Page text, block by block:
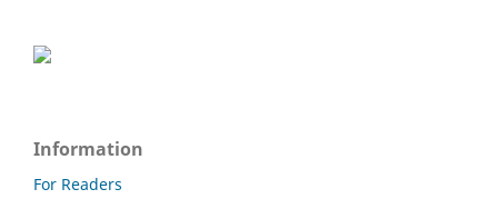
Information
For Readers